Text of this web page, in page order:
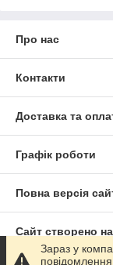
Про нас
Контакти
Доставка та
Графік роботи
Повна версія
Сайт створено
Зараз у